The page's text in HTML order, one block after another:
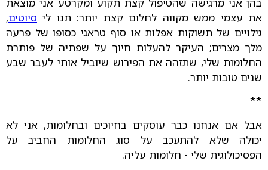
את עצמי ממש מקווה לחלום קצת יותר: תנו לי סיוטים,
גילויים של תשוקות אפלות או סוף טראגי כסופו של פרעה
מלך מצרים; העיקר להעלות חיוך על שפתיה של פותרת
החלומות שלי, שתזהה את הפירוש שיוביל אותי לעבר שבע
שנים טובות יותר.
**
אבל אם אנחנו כבר עוסקים בחיוכים ובחלומות, אני לא
יכולה שלא להתעכב על סוג החלומות החביב על
הפסיכולוגית שלי - חלומות עליה.